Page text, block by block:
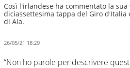
Così l'irlandese ha commentato la
diciassettesima tappa del Giro d'Italia
di Ala.
26/05/21 18:29
“Non ho parole per descrivere